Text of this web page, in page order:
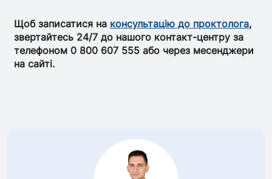
Щоб записатися на консультацію до проктолога,
звертайтесь 24/7 до нашого контакт-центру за
телефоном 0 800 607 555 або через месенджери
на сайті.